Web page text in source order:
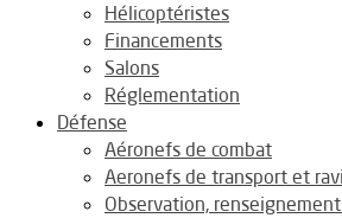
Hélicoptéristes
Financements
Salons
Réglementation
Défense
Aéronefs de combat
Aeronefs de transport et
Observation,